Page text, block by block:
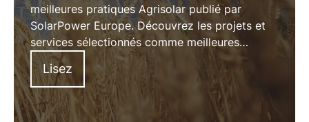
meilleures pratiques Agrisolar publié par
SolarPower Europe. Découvrez les projets et
services sélectionnés comme meilleures
pratiques pour la régénération, la protection et
le suivi de la biodiversité dans l'industrie
photovoltaïque.
Lisez